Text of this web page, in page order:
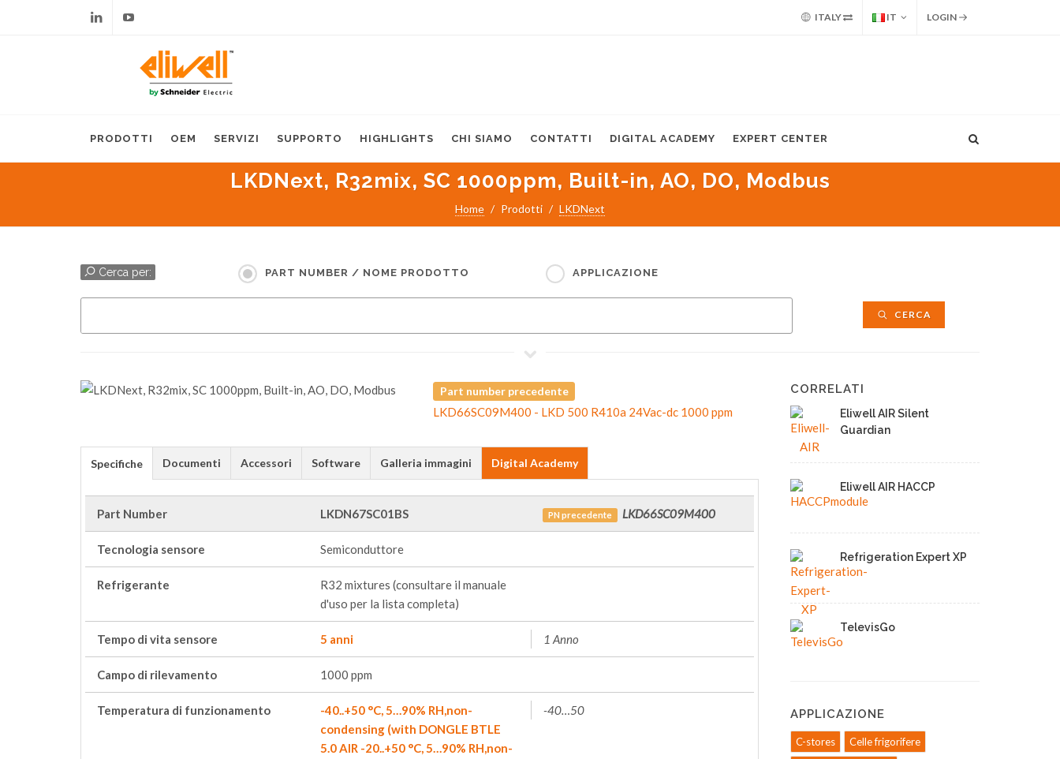
ITALY IT LOGIN
PRODOTTI OEM SERVIZI SUPPORTO HIGHLIGHTS CHI SIAMO CONTATTI DIGITAL ACADEMY EXPERT CENTER
LKDNext, R32mix, SC 1000ppm, Built-in, AO, DO, Modbus
Home Prodotti LKDNext
Cerca per: PART NUMBER / NOME PRODOTTO APPLICAZIONE
CERCA
Part number precedente
LKD66SC09M400 - LKD 500 R410a 24Vac-dc 1000 ppm
Specifiche Documenti Accessori Software Galleria immagini Digital Academy
Part Number LKDN67SC01BS PN precedente LKD66SC09M400
Tecnologia sensore Semiconduttore
Refrigerante
R32 mixtures (consultare il manuale
d'uso per la lista completa)
Tempo di vita sensore 5 anni 1 Anno
Campo di rilevamento 1000 ppm
Temperatura di funzionamento
-40..+50 °C, 5…90% RH,non-
condensing (with DONGLE BTLE
5.0 AIR -20..+50 °C, 5…90% RH,non-
-40…50
CORRELATI
Eliwell AIR Silent
Guardian
Eliwell AIR HACCP
Refrigeration Expert XP
TelevisGo
APPLICAZIONE
C-stores
Celle frigorifere